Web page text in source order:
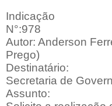
Indicação
N°:978
Autor: Anderson
Prego)
Destinatário:
Secretaria de
Assunto: